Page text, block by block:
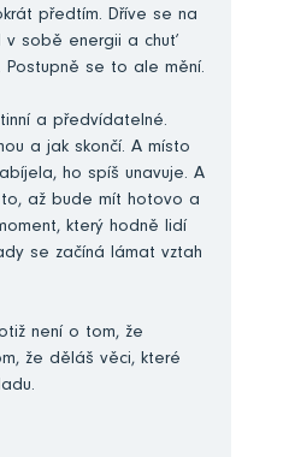
předtím. Dříve se na
v sobě energii a chuť
se to ale mění.
a předvídatelné.
a jak skončí. A místo
ho spíš unavuje. A
až bude mít hotovo a
který hodně lidí
se začíná lámat vztah
není o tom, že
že děláš věci, které